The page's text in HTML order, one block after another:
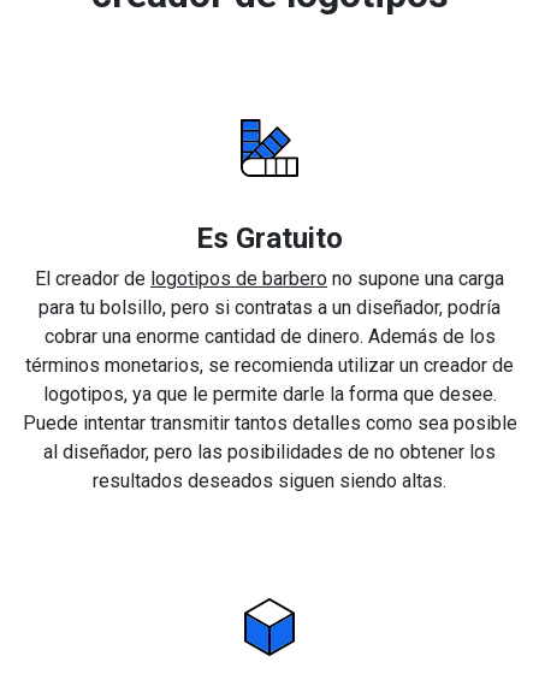
Es Gratuito
El creador de logotipos de barbero no supone una carga
para tu bolsillo, pero si contratas a un diseñador, podría
cobrar una enorme cantidad de dinero. Además de los
términos monetarios, se recomienda utilizar un creador de
logotipos, ya que le permite darle la forma que desee.
Puede intentar transmitir tantos detalles como sea posible
al diseñador, pero las posibilidades de no obtener los
resultados deseados siguen siendo altas.